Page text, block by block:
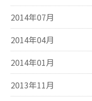
2014年07月
2014年04月
2014年01月
2013年11月